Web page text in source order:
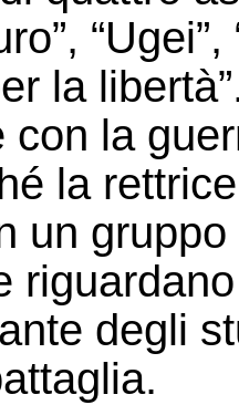
la
con la
la
un
degli